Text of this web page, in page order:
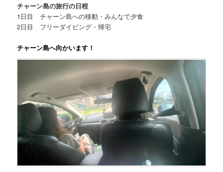
チャーン島の旅行の日程
1日目 チャーン島への移動・みんなで夕食
2日目 フリーダイビング・帰宅
チャーン島へ向かいます！